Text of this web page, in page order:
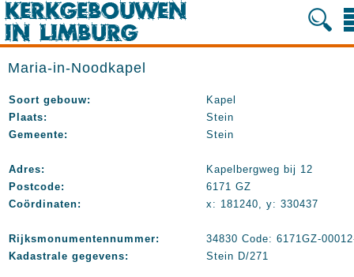
Maria-in-Noodkapel
Soort gebouw:
Kapel
Plaats:
Stein
Gemeente:
Stein
Adres:
Kapelbergweg bij 12
Postcode:
6171 GZ
Coördinaten:
x: 181240, y: 330437
Rijksmonumentennummer:
34830 Code: 6171GZ-
Kadastrale gegevens:
Stein D/271